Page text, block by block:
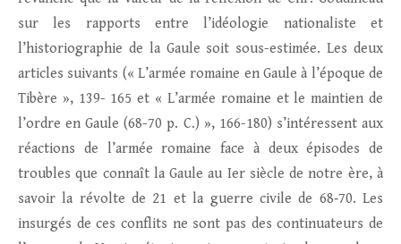
sur les rapports entre l’idéologie nationaliste et
l’historiographie de la Gaule soit sous-estimée. Les deux
articles suivants (« L’armée romaine en Gaule à l’époque de
Tibère », 139- 165 et « L’armée romaine et le maintien de
l’ordre en Gaule (68-70 p. C.) », 166-180) s’intéressent aux
réactions de l’armée romaine face à deux épisodes de
troubles que connaît la Gaule au Ier siècle de notre ère, à
savoir la révolte de 21 et la guerre civile de 68‑70. Les
insurgés de ces conflits ne sont pas des continuateurs de